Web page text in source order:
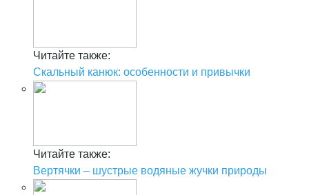
Читайте также:
Скальный канюк: особенности и привычки
Читайте также:
Вертячки – шустрые водяные жучки природы